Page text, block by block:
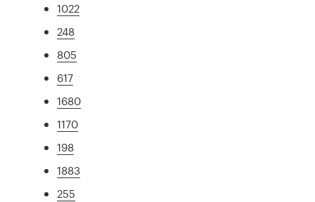
1022
248
805
617
1680
1170
198
1883
255